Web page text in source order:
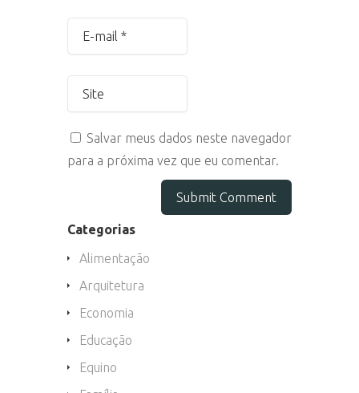
Salvar meus dados neste navegador
para a próxima vez que eu comentar.
Categorias
Alimentação
Arquitetura
Economia
Educação
Equino